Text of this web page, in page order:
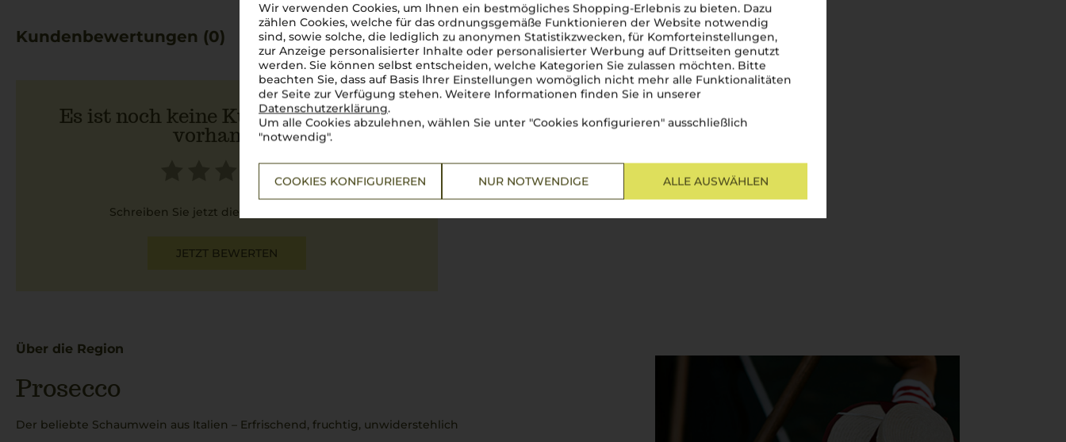
Wir verwenden Cookies, um Ihnen ein bestmögliches Shopping-Erlebnis zu bieten. Dazu
zählen Cookies, welche für das ordnungsgemäße Funktionieren der Website notwendig
sind, sowie solche, die lediglich zu anonymen Statistikzwecken, für Komforteinstellungen,
zur Anzeige personalisierter Inhalte oder personalisierter Werbung auf Drittseiten genutzt
werden. Sie können selbst entscheiden, welche Kategorien Sie zulassen möchten. Bitte
beachten Sie, dass auf Basis Ihrer Einstellungen womöglich nicht mehr alle Funktionalitäten
der Seite zur Verfügung stehen. Weitere Informationen finden Sie in unserer
Datenschutzerklärung.
Um alle Cookies abzulehnen, wählen Sie unter "Cookies konfigurieren" ausschließlich
"notwendig".
COOKIES KONFIGURIEREN NUR NOTWENDIGE ALLE AUSWÄHLEN
Kundenbewertungen (0)
Es ist noch keine Kundenbewertung
vorhanden.
Schreiben Sie jetzt die erste Bewertung!
JETZT BEWERTEN
Über die Region
Prosecco
Der beliebte Schaumwein aus Italien – Erfrischend, fruchtig, unwiderstehlich